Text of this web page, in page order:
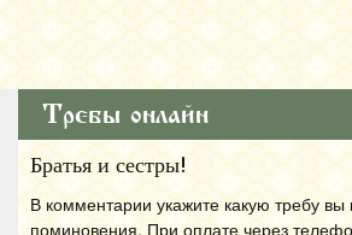
Требы онлайн
Братья и сестры!
В комментарии укажите какую требу
поминовения. При оплате через